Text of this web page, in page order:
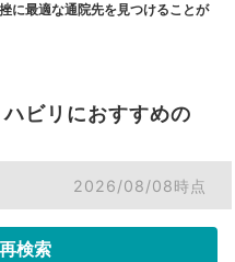
に最適な通院先を見つけることが
ビリにおすすめの
2026/08/08時点
検索